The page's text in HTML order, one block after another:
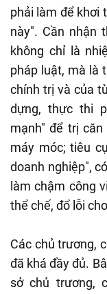
phải làm để khơi
này". Cần nhận
không chỉ là
pháp luật, mà là
chính trị và của
dựng, thực thi
mạnh" để trị
máy móc; tiêu
doanh nghiệp",
làm chậm công
thể chế, đổ lỗi
Các chủ trương,
đã khá đầy đủ.
sở chủ trương,